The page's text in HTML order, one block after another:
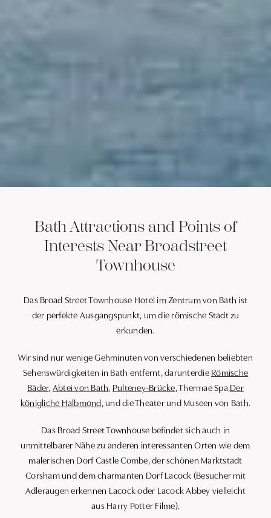
Bath Attractions and Points of
Interests Near Broadstreet
Townhouse
Das Broad Street Townhouse Hotel im Zentrum von Bath ist
der perfekte Ausgangspunkt, um die römische Stadt zu
erkunden.
Wir sind nur wenige Gehminuten von verschiedenen beliebten
Sehenswürdigkeiten in Bath entfernt, darunterdie Römische
Bäder, Abtei von Bath, Pulteney-Brücke, Thermae Spa,Der
königliche Halbmond , und die Theater und Museen von Bath.
Das Broad Street Townhouse befindet sich auch in
unmittelbarer Nähe zu anderen interessanten Orten wie dem
malerischen Dorf Castle Combe, der schönen Marktstadt
Corsham und dem charmanten Dorf Lacock (Besucher mit
Adleraugen erkennen Lacock oder Lacock Abbey vielleicht
aus Harry Potter Filme).